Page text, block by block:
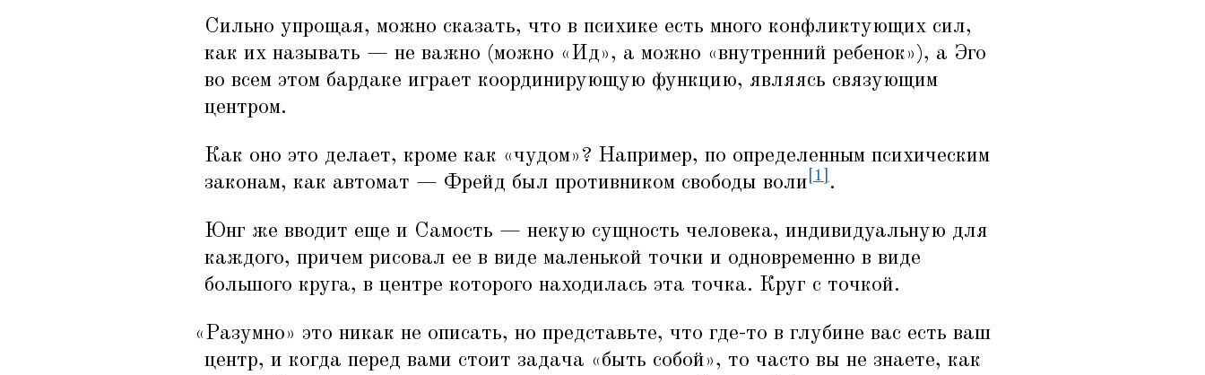
Сильно упрощая, можно сказать, что в психике есть много конфликтующих сил,
как их называть — не важно (можно «Ид», а можно «внутренний ребенок»), а Эго
во всем этом бардаке играет координирующую функцию, являясь связующим
центром.
Как оно это делает, кроме как «чудом»? Например, по определенным психическим
законам, как автомат — Фрейд был противником свободы воли [1] .
Юнг же вводит еще и Самость — некую сущность человека, индивидуальную для
каждого, причем рисовал ее в виде маленькой точки и одновременно в виде
большого круга, в центре которого находилась эта точка. Круг с точкой.
«Разумно» это никак не описать, но представьте, что где-то в глубине вас есть ваш
центр, и когда перед вами стоит задача «быть собой», то часто вы не знаете, как